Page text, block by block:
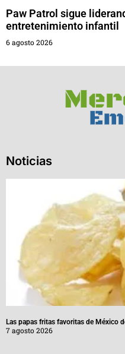
Paw Patrol sigue
entretenimiento infantil
6 agosto 2026
Noticias
Las papas fritas favoritas de México
7 agosto 2026